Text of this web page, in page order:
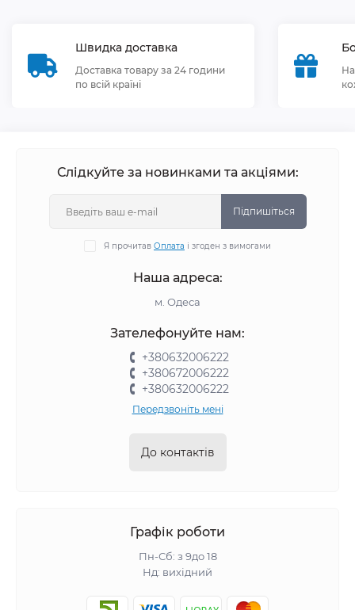
Швидка доставка
Доставка товару за 24 години
по всій країні
Слідкуйте за новинками та акціями:
Підпишіться
Я прочитав Оплата і згоден з вимогами
Наша адреса:
м. Одеса
Зателефонуйте нам:
+380632006222
+380672006222
+380632006222
Передзвоніть мені
До контактів
Графік роботи
Пн-Сб: з 9до 18
Нд: вихідний